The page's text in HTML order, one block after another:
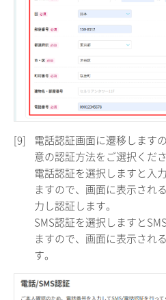
[9]
電話認証画面に遷移します
意の認証方法をご選択くださ
電話認証を選択しますと入
ますので、画面に表示され
力し認証します。
SMS認証を選択しますと
ますので、画面に表示され
す。